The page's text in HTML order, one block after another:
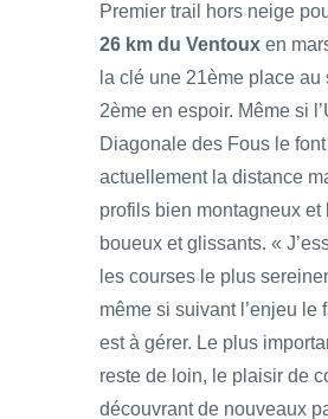
Premier trail hors neige
26 km du Ventoux en
la clé une 21ème place au
2ème en espoir. Même si
Diagonale des Fous le
actuellement la distance
profils bien montagneux et
boueux et glissants. «
les courses le plus
même si suivant l’enjeu le
est à gérer. Le plus
reste de loin, le plaisir de
découvrant de nouveaux